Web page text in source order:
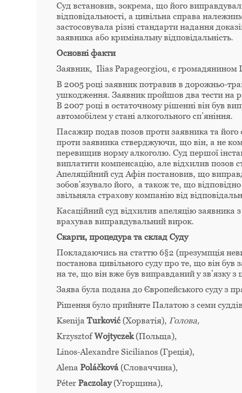
Суд встановив, зокрема, що його
відповідальності, а цивільна справа
застосовувала різні стандарти надання
заявника або кримінальну відповідальність.
Основні факти
Заявник, Ilias Papageorgiou, є громадянином
В 2005 році заявник потравив в дорожньо-
ушкодження. Заявник пройшов два тести на
В 2007 році в остаточному рішенні він був
автомобілем у стані алкогольного сп’яніння.
Пасажир подав позов проти заявника та його
проти заявника стверджуючи, що він, а не
перевищив норму алкоголю. Суд першої
виплатити компенсацію, але відхилив позов
Апеляційний суд Афін постановив, що
зобов’язувало його, а також те, що
звільняла страхову компанію від
Касаційний суд відхилив апеляцію
врахував виправдувальний вирок.
Скарги, процедура та склад Суду
Покладаючись на статтю 6§2 (презумпція
постанова цивільного суду про те, що він був
на те, що він вже був виправданий у
Заява була подана до Європейського суду з
Рішення було прийняте Палатою з семи
Ksenija Turković (Хорватія), Голова,
KrzysztofWojtyczek (Польща),
Linos-Alexandre Sicilianos (Греція),
Alena Poláčková (Словаччина),
Péter Paczolay(Угорщина),